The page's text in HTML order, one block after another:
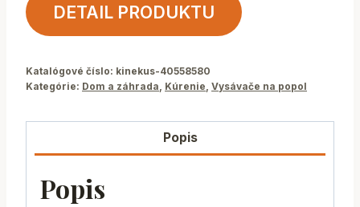
DETAIL PRODUKTU
Katalógové číslo: kinekus-40558580
Kategórie: Dom a záhrada, Kúrenie, Vysávače na popol
Popis
Popis